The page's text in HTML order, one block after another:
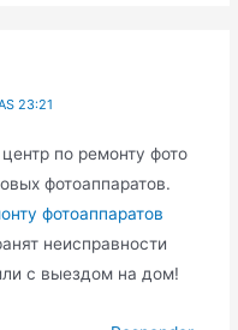
23:21
по ремонту фото
фотоаппаратов.
фотоаппаратов
неисправности
с выездом на дом!